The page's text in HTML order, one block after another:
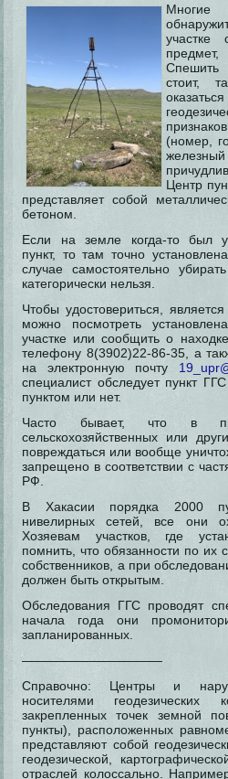
Многие
участке
Спешить
стоит,
(номер,
Центр
представляет собой
бетоном.
Если на земле когда-то был
пункт, то там точно
случае самостоятельно
категорически нельзя.
Чтобы удостовериться,
можно посмотреть
участке или сообщить о
телефону 8(3902)22-86-35, а
на электронную почту
специалист обследует пункт
пунктом или нет.
Часто бывает, что в
сельскохозяйственных или
повреждаться или вообще
запрещено в соответствии с
РФ.
В Хакасии порядка 2000
нивелирных сетей, все они
Хозяевам участков, где
помнить, что обязанности по их
собственников, а при
должен быть открытым.
Обследования ГГС проводят
начала года они
запланированных.
———————————
Справочно: Центры и
носителями геодезических
закрепленных точек земной
пункты), расположенных
представляют собой
геодезической,
отраслей колоссально.